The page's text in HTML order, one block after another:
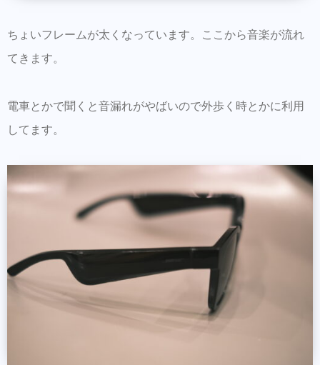
ちょいフレームが太くなっています。ここから音楽が流れ
てきます。
電車とかで聞くと音漏れがやばいので外歩く時とかに利用
してます。